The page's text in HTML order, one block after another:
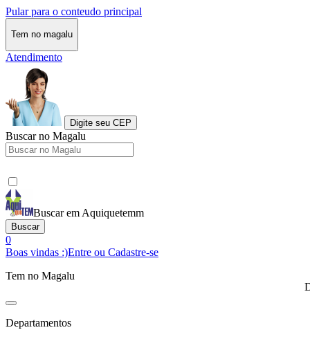
Pular para o conteudo principal
Tem no magalu
Atendimento
Digite seu CEP
Buscar no Magalu
Buscar em Aquiquetemm
Buscar
0
Boas vindas :)Entre ou Cadastre-se
Tem no Magalu
Departamentos